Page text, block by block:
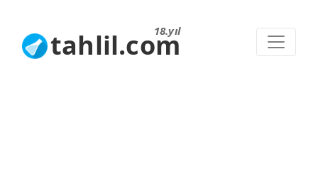
18.yıl
tahlil.com